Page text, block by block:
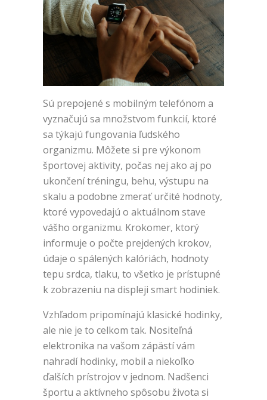
Sú prepojené s mobilným telefónom a
vyznačujú sa množstvom funkcií, ktoré
sa týkajú fungovania ľudského
organizmu. Môžete si pre výkonom
športovej aktivity, počas nej ako aj po
ukončení tréningu, behu, výstupu na
skalu a podobne zmerať určité hodnoty,
ktoré vypovedajú o aktuálnom stave
vášho organizmu. Krokomer, ktorý
informuje o počte prejdených krokov,
údaje o spálených kalóriách, hodnoty
tepu srdca, tlaku, to všetko je prístupné
k zobrazeniu na displeji smart hodiniek.
Vzhľadom pripomínajú klasické hodinky,
ale nie je to celkom tak. Nositeľná
elektronika na vašom zápästí vám
nahradí hodinky, mobil a niekoľko
ďalších prístrojov v jednom. Nadšenci
športu a aktívneho spôsobu života si